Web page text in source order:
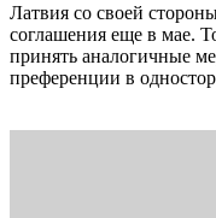
Латвия со своей
соглашения еще в мае.
принять аналогичные
преференции в